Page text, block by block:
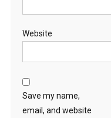
Website
Save my name,
email, and website